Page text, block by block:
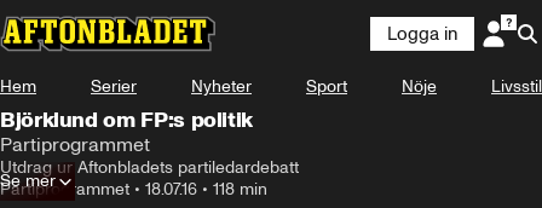
Logga in
Hem Serier Nyheter Sport Nöje Livsstil
Björklund om FP:s politik
Partiprogrammet
Utdrag ur Aftonbladets partiledardebatt
Partiprogrammet • 18.07.16 • 118 min
Se mer